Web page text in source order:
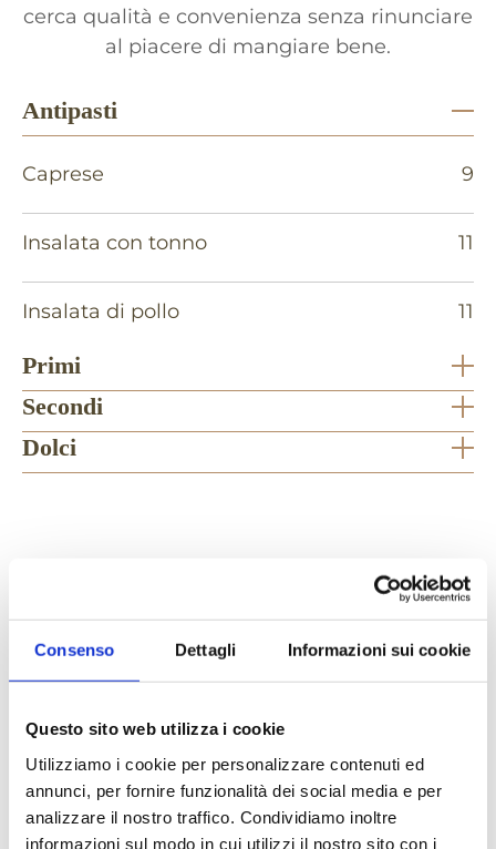
Consenso Dettagli Informazioni sui cookie
Questo sito web utilizza i cookie
Utilizziamo i cookie per personalizzare contenuti ed
annunci, per fornire funzionalità dei social media e per
analizzare il nostro traffico. Condividiamo inoltre
informazioni sul modo in cui utilizzi il nostro sito con i
cerca qualità e convenienza senza rinunciare
al piacere di mangiare bene.
Antipasti
Caprese 9
Insalata con tonno 11
Insalata di pollo 11
Primi
Secondi
Dolci
PRENOTA
Riserva subito il tuo tavolo
Prenota il tuo tavolo a Taverna Paradiso e
lasciati conquistare dai sapori autentici della
cucina siciliana, con vista mozzafiato sul
mare di Trapani.